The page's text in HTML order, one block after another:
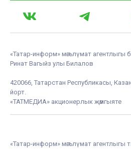
«Татар-информ» мәгълүмат агентлыгы
Ринат Вагыйз улы Билалов
420066, Татарстан Республикасы,
йорт.
«ТАТМЕДИА» акционерлык җәмгыяте
«Татар-информ» мәгълүмат агентлыгы